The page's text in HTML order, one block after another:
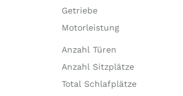
Getriebe
Motorleistung
Anzahl Türen
Anzahl Sitzplätze
Total Schlafplätze